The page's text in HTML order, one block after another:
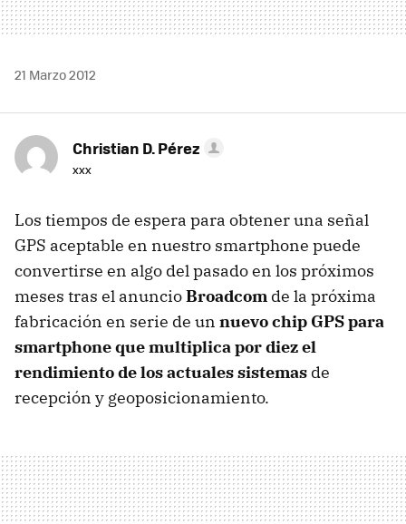
21 Marzo 2012
Christian D. Pérez
xxx
Los tiempos de espera para obtener una señal
GPS aceptable en nuestro smartphone puede
convertirse en algo del pasado en los próximos
meses tras el anuncioBroadcom de la próxima
fabricación en serie de un nuevo chip GPSpara
smartphone que multiplica por diez el
rendimiento de los actuales sistemas de
recepción y geoposicionamiento.